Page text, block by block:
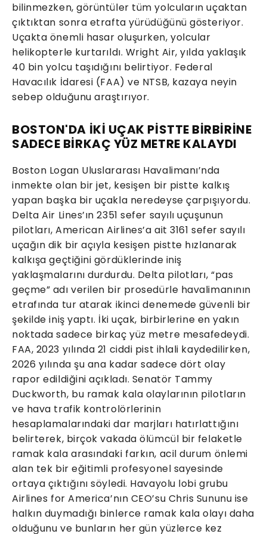
bilinmezken, görüntüler tüm yolcuların uçaktan
çıktıktan sonra etrafta yürüdüğünü gösteriyor.
Uçakta önemli hasar oluşurken, yolcular
helikopterle kurtarıldı. Wright Air, yılda yaklaşık
40 bin yolcu taşıdığını belirtiyor. Federal
Havacılık İdaresi (FAA) ve NTSB, kazaya neyin
sebep olduğunu araştırıyor.
BOSTON'DA İKİ UÇAK PİSTTE BİRBİRİNE
SADECE BİRKAÇ YÜZ METRE KALAYDI
Boston Logan Uluslararası Havalimanı’nda
inmekte olan bir jet, kesişen bir pistte kalkış
yapan başka bir uçakla neredeyse çarpışıyordu.
Delta Air Lines’ın 2351 sefer sayılı uçuşunun
pilotları, American Airlines’a ait 3161 sefer sayılı
uçağın dik bir açıyla kesişen pistte hızlanarak
kalkışa geçtiğini gördüklerinde iniş
yaklaşmalarını durdurdu. Delta pilotları, “pas
geçme” adı verilen bir prosedürle havalimanının
etrafında tur atarak ikinci denemede güvenli bir
şekilde iniş yaptı. İki uçak, birbirlerine en yakın
noktada sadece birkaç yüz metre mesafedeydi.
FAA, 2023 yılında 21 ciddi pist ihlali kaydedilirken,
2026 yılında şu ana kadar sadece dört olay
rapor edildiğini açıkladı. Senatör Tammy
Duckworth, bu ramak kala olaylarının pilotların
ve hava trafik kontrolörlerinin
hesaplamalarındaki dar marjları hatırlattığını
belirterek, birçok vakada ölümcül bir felaketle
ramak kala arasındaki farkın, acil durum önlemi
alan tek bir eğitimli profesyonel sayesinde
ortaya çıktığını söyledi. Havayolu lobi grubu
Airlines for America’nın CEO’su Chris Sununu ise
halkın duymadığı binlerce ramak kala olayı daha
olduğunu ve bunların her gün yüzlerce kez